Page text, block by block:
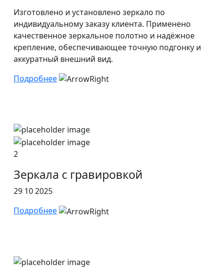
Изготовлено и установлено зеркало по
индивидуальному заказу клиента. Применено
качественное зеркальное полотно и надёжное
крепление, обеспечивающее точную подгонку и
аккуратный внешний вид.
Подробнее
2
Зеркала с гравировкой
29 10 2025
Подробнее